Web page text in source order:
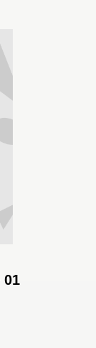
01